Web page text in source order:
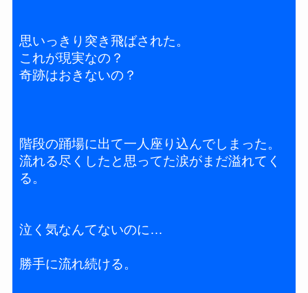
思いっきり突き飛ばされた。
これが現実なの？
奇跡はおきないの？
階段の踊場に出て一人座り込んでしまった。
流れる尽くしたと思ってた涙がまだ溢れてく
る。
泣く気なんてないのに…
勝手に流れ続ける。